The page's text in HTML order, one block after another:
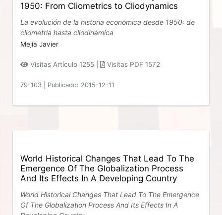
1950: From Cliometrics to Cliodynamics
La evolución de la historia económica desde 1950: de
cliometría hasta cliodinámica
Mejía Javier
Visitas Artículo 1255 | Visitas PDF 1572
79-103 Publicado: 2015-12-11
World Historical Changes That Lead To The
Emergence Of The Globalization Process
And Its Effects In A Developing Country
World Historical Changes That Lead To The Emergence
Of The Globalization Process And Its Effects In A